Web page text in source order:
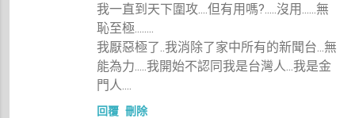
我一直到天下圍攻....但有用嗎?.....沒用......無
恥至極........
我厭惡極了..我消除了家中所有的新聞台...無
能為力.....我開始不認同我是台灣人...我是金
門人....
回覆 刪除